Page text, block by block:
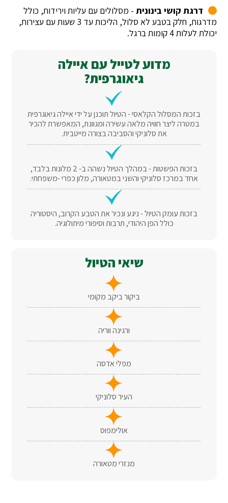
דרגת קושי בינונית - מסלולים עם עליות וירידות, כולל
מדרגות, חלק בטבע לא סלול, הליכות עד 3 שעות עם עצירות,
יכולת לעלות 4 קומות ברגל.
מדוע לטייל עם איילה
גיאוגרפית?
בזכות המסלול הקלאסי - הטיול תוכנן על ידי איילה גיאוגרפית
במטרה ליצר חוויה מלאה עשירה ומגוונת, המאפשרת להכיר
את סלוניקי והסביבה בצורה מייטבית.
בזכות הפשטות - במהלך הטיול נשהה ב- 2 מלונות בלבד,
אחד במרכז סלוניקי והשני במטאורה, מלון כפרי -משפחתי.
בזכות עומק הטיול - ניגע ונכיר את הטבע הקרוב, היסטוריה
כולל הפן היהודי, תרבות וסיפורי מיתולוגיה.
שיאי הטיול
ביקור ביקב מקומי
ורגינה ווריה
מפלי אדסה
העיר סלוניקי
אולימפוס
מנזרי מטאורה